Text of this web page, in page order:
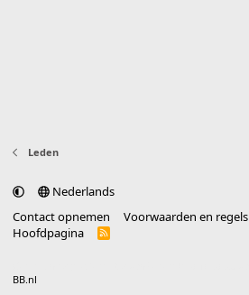
Leden
Nederlands
Contact opnemen
Voorwaarden en regels
Hoofdpagina
R
BB.nl